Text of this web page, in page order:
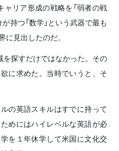
リア形成の戦略を「弱者の戦
持つ「数学」という武器で最も
見出したのだ。
を探すだけではなかった。その
に求めた。当時でいうと、そ
の英語スキルはすでに持って
めにはハイレベルな英語が必
を１年休学して米国に文化交